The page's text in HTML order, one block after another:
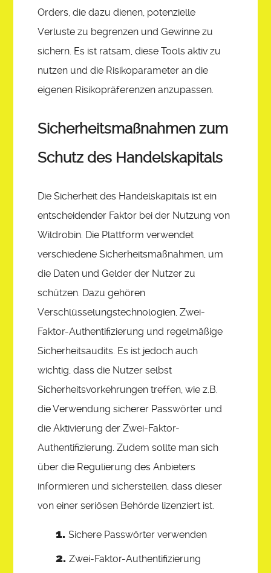
Orders, die dazu dienen, potenzielle
Verluste zu begrenzen und Gewinne zu
sichern. Es ist ratsam, diese Tools aktiv zu
nutzen und die Risikoparameter an die
eigenen Risikopräferenzen anzupassen.
Sicherheitsmaßnahmen zum
Schutz des Handelskapitals
Die Sicherheit des Handelskapitals ist ein
entscheidender Faktor bei der Nutzung von
Wildrobin. Die Plattform verwendet
verschiedene Sicherheitsmaßnahmen, um
die Daten und Gelder der Nutzer zu
schützen. Dazu gehören
Verschlüsselungstechnologien, Zwei-
Faktor-Authentifizierung und regelmäßige
Sicherheitsaudits. Es ist jedoch auch
wichtig, dass die Nutzer selbst
Sicherheitsvorkehrungen treffen, wie z.B.
die Verwendung sicherer Passwörter und
die Aktivierung der Zwei-Faktor-
Authentifizierung. Zudem sollte man sich
über die Regulierung des Anbieters
informieren und sicherstellen, dass dieser
von einer seriösen Behörde lizenziert ist.
Sichere Passwörter verwenden
Zwei-Faktor-Authentifizierung